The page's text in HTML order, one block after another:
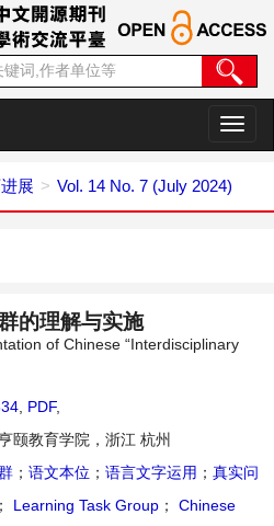
切
换
展 Vol. 14 No. 7 (July 2024)
的理解与实施
of Chinese “Interdisciplinary
PDF,
颐教育学院，浙江 杭州
； 语文本位 ； 语言文字运用 ； 真实问
； Learning Task Group ；
Chinese